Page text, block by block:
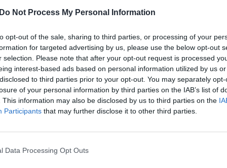
Do Not Process My Personal Information
opt-out of the sale, sharing to third parties, or processing of your
for targeted advertising by us, please use the below opt-out
selection. Please note that after your opt-out request is processed
interest-based ads based on personal information utilized by us
to third parties prior to your opt-out. You may separately
of your personal information by third parties on the IAB’s list of
This information may also be disclosed by us to third parties on the
Participants that may further disclose it to other third parties.
Data Processing Opt Outs
įkūrėjo, „Ateities ūkio“ projekto
Lietuvos sveikatos mokslų universiteto
fakulteto dekano, profesoriaus
prisidėti prie projekto
laidos vairo. Tai tema, kuri šiandien
pasaulyje labai svarbu kalbėti
žemės ūkį, diegia inovacijas ir drąsiai